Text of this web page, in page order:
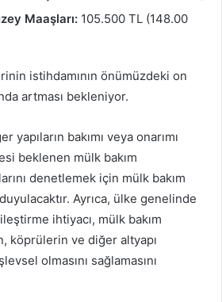
Maaşları: 105.500 TL (148.00
istihdamının önümüzdeki on
artması bekleniyor.
yapıların bakımı veya onarımı
beklenen mülk bakım
denetlemek için mülk bakım
Ayrıca, ülke genelinde
ihtiyacı, mülk bakım
köprülerin ve diğer altyapı
olmasını sağlamasını